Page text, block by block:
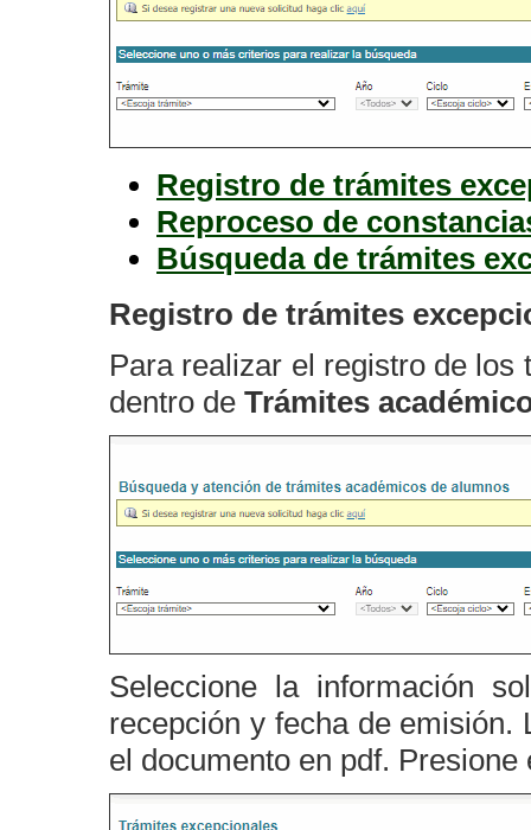
Registro de trámites
Reproceso de
Búsqueda de trámites
Registro de trámites
Para realizar el registro de
dentro de Trámites
Seleccione la información
recepción y fecha de emisión.
el documento en pdf.